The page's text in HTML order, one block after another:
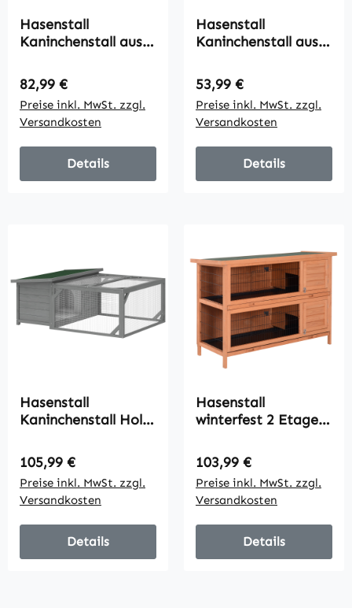
Hasenstall
Kaninchenstall aus
Freilaufgehege,
Rampe, 3
Eingängen,
Ausziehschale, 105 x
57,5 x 51,5 cm Grau
Regulärer Preis:
82,99 €
Preise inkl. MwSt. zzgl.
Versandkosten
Details
Hasenstall
Kaninchenstall aus
Winterfest
Hasenkäfig mit
aufklappbar Dach
84x43x70 cm Grau
Regulärer Preis:
53,99 €
Preise inkl. MwSt. zzgl.
Versandkosten
Details
Hasenstall
Kaninchenstall Holz
aufklappbar
Bitumendach,
Freilaufgehege,
Türen 125,5x100x49
cm Grau
Regulärer Preis:
105,99 €
Preise inkl. MwSt. zzgl.
Versandkosten
Details
Hasenstall
winterfest 2 Etagen
Bodenwanne
Asphaltdach Türen
136,4 x 50 x 93 cm
Orange
Regulärer Preis:
103,99 €
Preise inkl. MwSt. zzgl.
Versandkosten
Details